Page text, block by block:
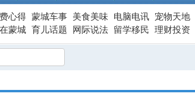
心得 蒙城车事 美食美味 电脑电讯 宠物天地
蒙城 育儿话题 网际说法 留学移民 理财投资